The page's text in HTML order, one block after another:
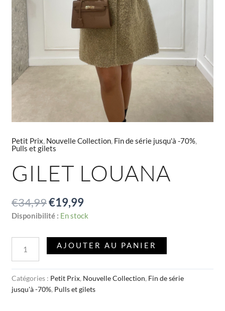
Petit Prix, Nouvelle Collection, Fin de série jusqu'à -70%,
Pulls et gilets
GILET LOUANA
€34,99€19,99
Disponibilité : En stock
AJOUTER AU PANIER
Catégories : Petit Prix, Nouvelle Collection, Fin de série
jusqu'à -70%, Pulls et gilets